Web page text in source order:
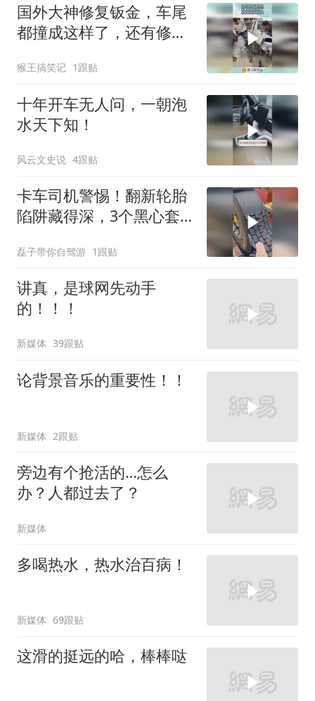
国外大神修复钣金，车尾
都撞成这样了，还有修复
猴王搞笑记 1跟贴
十年开车无人问，一朝泡
水天下知！
风云文史说 4跟贴
卡车司机警惕！翻新轮胎
陷阱藏得深，3个黑心套
磊子带你自驾游 1跟贴
讲真，是球网先动手
的！！！
新媒体 39跟贴
论背景音乐的重要性！！
新媒体 2跟贴
旁边有个抢活的…怎么
办？人都过去了？
新媒体
多喝热水，热水治百病！
新媒体 69跟贴
这滑的挺远的哈，棒棒哒